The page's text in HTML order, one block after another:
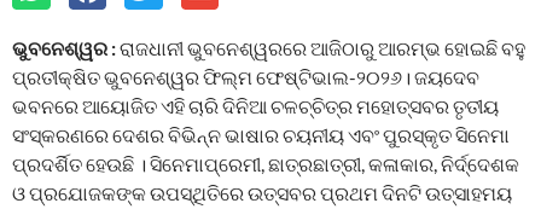
ଭୁବନେଶ୍ୱର :ରାଜଧାନୀ ଭୁବନେଶ୍ୱରରେ ଆଜିଠାରୁ ଆରମ୍ଭ ହୋଇଛି ବହୁ
ପ୍ରତୀକ୍ଷିତ ଭୁବନେଶ୍ୱର ଫିଲ୍ମ ଫେଷ୍ଟିଭାଲ-୨୦୨୬। ଜୟଦେବ
ଭବନରେ ଆୟୋଜିତ ଏହି ଚାରି ଦିନିଆ ଚଳଚ୍ଚିତ୍ର ମହୋତ୍ସବର ତୃତୀୟ
ସଂସ୍କରଣରେ ଦେଶର ବିଭିନ୍ନ ଭାଷାର ଚୟନୀୟ ଏବଂ ପୁରସ୍କୃତ ସିନେମା
ପ୍ରଦର୍ଶିତ ହେଉଛି । ସିନେମାପ୍ରେମୀ, ଛାତ୍ରଛାତ୍ରୀ, କଳାକାର, ନିର୍ଦ୍ଦେଶକ
ଓ ପ୍ରଯୋଜକଙ୍କ ଉପସ୍ଥିତିରେ ଉତ୍ସବର ପ୍ରଥମ ଦିନଟି ଉତ୍ସାହମୟ